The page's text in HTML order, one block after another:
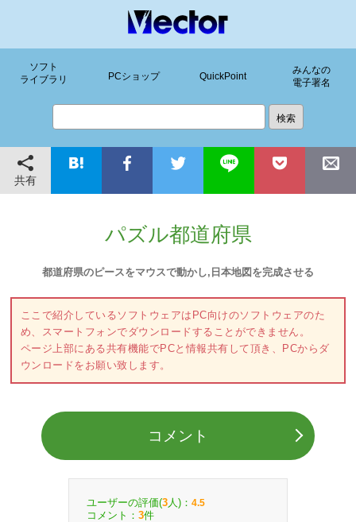
ソフト
ライブラリ
PCショップ QuickPoint
みんなの
電子署名
共有
パズル都道府県
都道府県のピースをマウスで動かし,日本地図を完成させる
ここで紹介しているソフトウェアはPC向けのソフトウェアのた
め、スマートフォンでダウンロードすることができません。
ページ上部にある共有機能でPCと情報共有して頂き、PCからダ
ウンロードをお願い致します。
コメント
ユーザーの評価(3 人)： 4.5
コメント： 3件